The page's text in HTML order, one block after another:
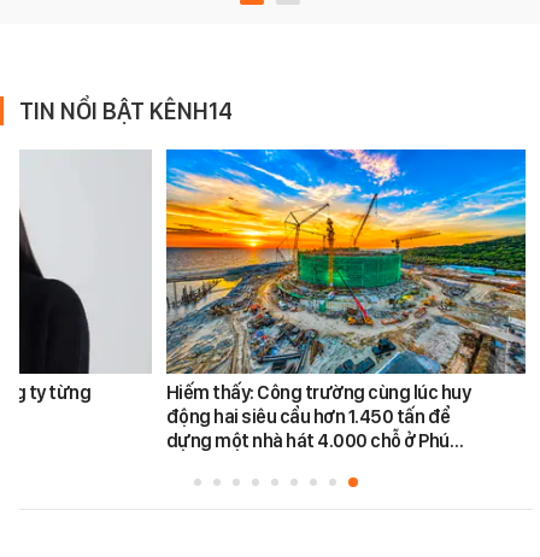
TIN NỔI BẬT KÊNH14
ty từng
Hiếm thấy: Công trường cùng lúc huy
động hai siêu cẩu hơn 1.450 tấn để
dựng một nhà hát 4.000 chỗ ở Phú…